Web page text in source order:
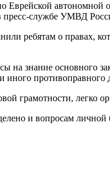
автономной
службе УМВД
ребятам о правах,
на знание основного
иного противоправного
грамотности, легко
и вопросам